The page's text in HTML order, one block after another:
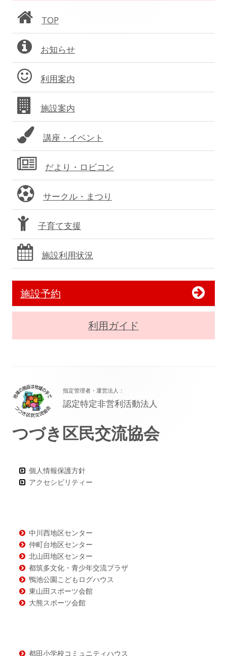
シ
ョ
ン
ン
サ
イ
ド
バ
ー
TOP
お知らせ
利用案内
施設案内
講座・イベント
だより・ロビコン
サークル・まつり
子育て支援
施設利用状況
施設予約
利用ガイド
ッ
タ
ー・
ン
テ
指定管理者・運営法人：
認定特定非営利活動法人
つづき区民交流協会
個人情報保護方針
アクセシビリティー
中川西地区センター
仲町台地区センター
北山田地区センター
都筑多文化・青少年交流プラザ
鴨池公園こどもログハウス
東山田スポーツ会館
大熊スポーツ会館
都田小学校コミュニティハウス